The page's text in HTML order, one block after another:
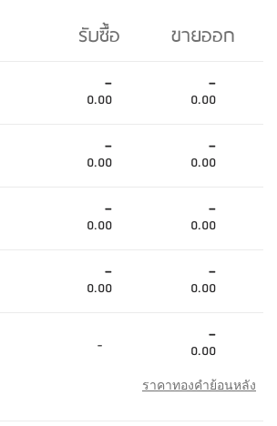
รับซื้อ
ขายออก
-
0.00
-
0.00
-
0.00
-
0.00
-
0.00
-
0.00
-
0.00
-
0.00
- -
0.00
ราคาทองคำย้อนหลัง